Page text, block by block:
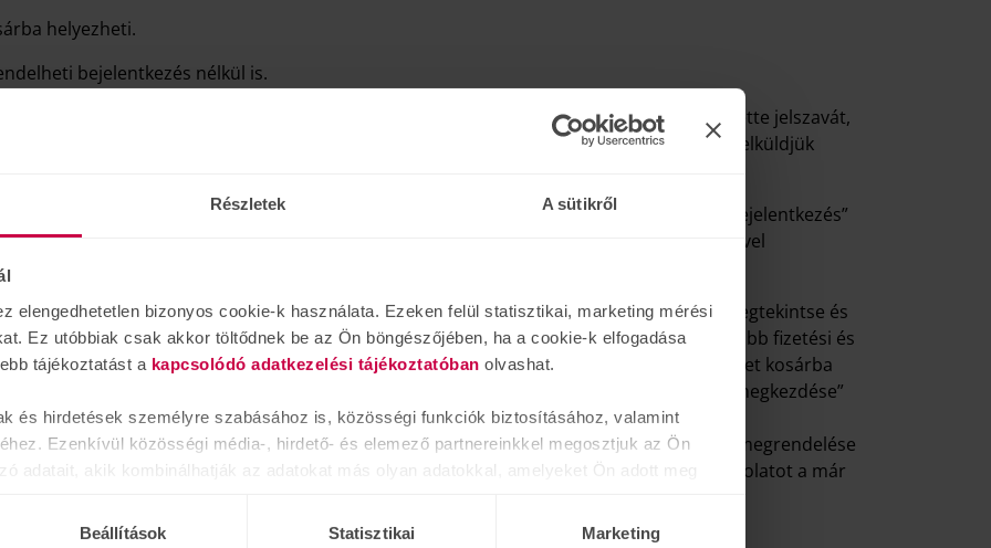
Részletek A sütikről
elengedhetetlen bizonyos cookie-k használata. Ezeken felül statisztikai, marketing mérési
Ez utóbbiak csak akkor töltődnek be az Ön böngészőjében, ha a cookie-k elfogadása
tájékoztatást a kapcsolódó adatkezelési tájékoztatóban olvashat.
és hirdetések személyre szabásához is, közösségi funkciók biztosításához, valamint
Ezenkívül közösségi média-, hirdető- és elemező partnereinkkel megosztjuk az Ön
adatait, akik kombinálhatják az adatokat más olyan adatokkal, amelyeket Ön adott meg
Beállítások Statisztikai Marketing
helyezheti.
bejelentkezés nélkül is.
vásárlásánál nem kell ismét megadnia adatait. Ha Ön regisztrált vásárló, de elfelejtette jelszavát,
emlékeztetőt. Ha itt megadja a regisztrált e-mail címét, akkor a jelszavát e-mailben elküldjük
végezheti el. Itt adja meg regisztrált e-mail címét és jelszavát, majd nyomja meg a „Bejelentkezés”
ablakban megjelenik az Ön regisztrált e-mail címe és a „Kilépés” gomb, amely segítségével
megtekintése) segítségével ellenőrizheti, szerkesztheti. Lehetőség van arra, hogy megtekintse és
milyen mennyiséget kíván rendelni, valamint ki tudja választani az Önnek legmegfelelőbb fizetési és
tételt. Lehetőség van a kosár teljes kiürítésére is. Amennyiben szeretne további terméket kosárba
gombot. Ha minden rendben van és a megrendelés mellett döntött akkor a „Vásárlás megkezdése”
és szállítási adatokat, majd véglegesítheti a megrendelését.
e-mail címére küldünk Önnek egy automatikus visszaigazolást, amely tartalmazza megrendelése
a rendszer nem fogadta el megrendelését. Ez esetben kérjük, vegye fel velünk a kapcsolatot a már